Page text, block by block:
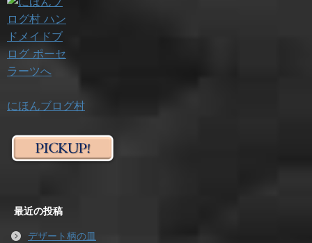
にほんブログ村
最近の投稿
デザート柄の皿